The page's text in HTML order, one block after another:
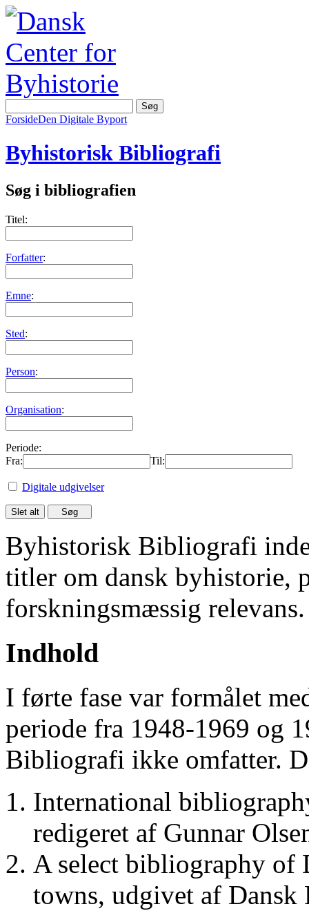
ForsideDen Digitale Byport
Byhistorisk Bibliografi
Søg i bibliografien
Titel:
Forfatter:
Emne:
Sted:
Person:
Organisation:
Periode:
Fra:
Til:
Digitale udgivelser
Byhistorisk Bibliografi
titler om dansk byhistorie,
forskningsmæssig relevans.
Indhold
I førte fase var formålet
periode fra 1948-1969 og
Bibliografi ikke omfatter.
International
redigeret af Gunnar
A select bibliography of
towns, udgivet af